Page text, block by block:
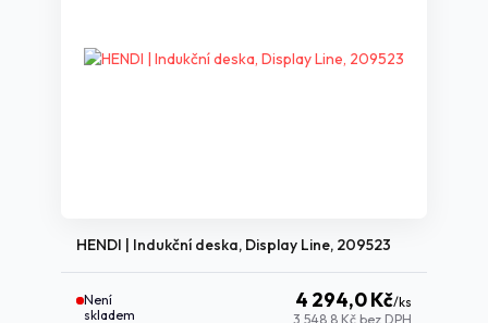
HENDI | Indukční deska, Display Line, 209523
4 294,0 Kč/ks
3 548,8 Kč bez DPH
Není
skladem